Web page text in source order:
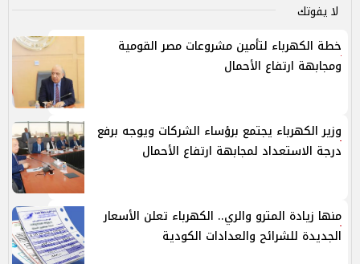
لا يفوتك
خطة الكهرباء لتأمين مشروعات مصر القومية
ومجابهة ارتفاع الأحمال
وزير الكهرباء يجتمع برؤساء الشركات ويوجه برفع
درجة الاستعداد لمجابهة ارتفاع الأحمال
منها زيادة المترو والري.. الكهرباء تعلن الأسعار
الجديدة للشرائح والعدادات الكودية